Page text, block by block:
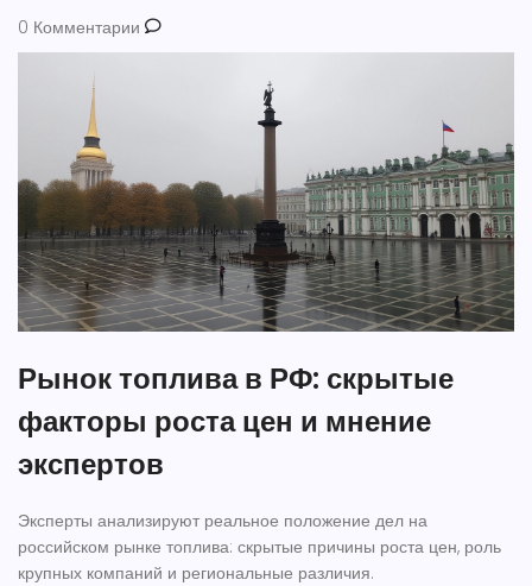
0 Комментарии
Рынок топлива в РФ: скрытые
факторы роста цен и мнение
экспертов
Эксперты анализируют реальное положение дел на
российском рынке топлива: скрытые причины роста цен, роль
крупных компаний и региональные различия.